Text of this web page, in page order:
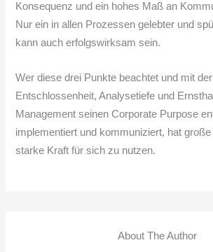
Konsequenz und ein hohes Maß an
Nur ein in allen Prozessen gelebter und
kann auch erfolgswirksam sein.
Wer diese drei Punkte beachtet und mit
Entschlossenheit, Analysetiefe und
Management seinen Corporate Purpose
implementiert und kommuniziert, hat
starke Kraft für sich zu nutzen.
About The Author